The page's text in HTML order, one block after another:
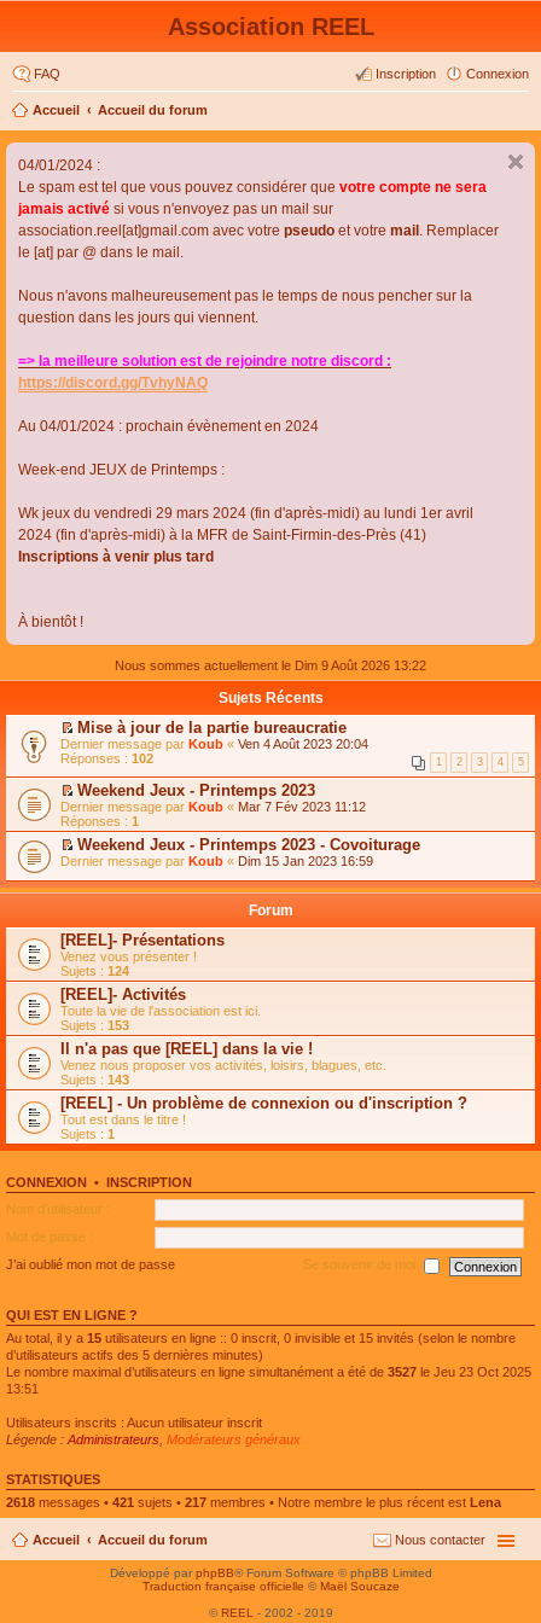
Association REEL
FAQ Connexion
Inscription
Accueil Accueil du forum
04/01/2024 :
Le spam est tel que vous pouvez considérer que votre compte ne sera
jamais activé si vous n'envoyez pas un mail sur
association.reel[at]gmail.com avec votre pseudo et votre mail . Remplacer
le [at] par @ dans le mail.
Nous n'avons malheureusement pas le temps de nous pencher sur la
question dans les jours qui viennent.
=> la meilleure solution est de rejoindre notre discord :
https://discord.gg/TvhyNAQ
Au 04/01/2024 : prochain évènement en 2024
Week-end JEUX de Printemps :
Wk jeux du vendredi 29 mars 2024 (fin d'après-midi) au lundi 1er avril
2024 (fin d'après-midi) à la MFR de Saint-Firmin-des-Près (41)
Inscriptions à venir plus tard
À bientôt !
Nous sommes actuellement le Dim 9 Août 2026 13:22
Sujets Récents
C
o
n
s
u
l
t
e
r
l
e
s
s
a
g
e
n
o
n
l
u
l
e
p
l
u
s
é
c
e
n
t
Mise à jour de la partie bureaucratie
Dernier message par Koub « Ven 4 Août 2023 20:04
Réponses : 102 1 2 3 4 5
C
o
n
s
u
t
l
e
m
e
s
s
a
g
e
n
o
n
l
u
l
e
l
u
s
é
e
Weekend Jeux - Printemps 2023
Dernier message par Koub « Mar 7 Fév 2023 11:12
Réponses : 1
C
n
l
t
e
r
l
e
m
e
s
s
a
g
e
n
o
n
u
l
e
l
s
e
n
t
Weekend Jeux - Printemps 2023 - Covoiturage
Dernier message par Koub « Dim 15 Jan 2023 16:59
Forum
[REEL]- Présentations
Venez vous présenter !
Sujets : 124
[REEL]- Activités
Toute la vie de l'association est ici.
Sujets : 153
Il n'a pas que [REEL] dans la vie !
Venez nous proposer vos activités, loisirs, blagues, etc.
Sujets : 143
[REEL] - Un problème de connexion ou d'inscription ?
Tout est dans le titre !
Sujets : 1
CONNEXION • INSCRIPTION
Nom d’utilisateur :
Mot de passe :
J’ai oublié mon mot de passe
Se souvenir de moi
QUI EST EN LIGNE ?
Au total, il y a 15 utilisateurs en ligne :: 0 inscrit, 0 invisible et 15 invités (selon le nombre
d’utilisateurs actifs des 5 dernières minutes)
Le nombre maximal d’utilisateurs en ligne simultanément a été de 3527 le Jeu 23 Oct 2025
13:51
Utilisateurs inscrits : Aucun utilisateur inscrit
Légende : Administrateurs Modérateurs généraux
STATISTIQUES
2618 messages • 421 sujets • 217 membres • Notre membre le plus récent est Lena
Accueil Accueil du forum Nous contacter
Développé parphpBB® Forum Software © phpBB Limited
Traduction française officielle © Maël Soucaze
© REEL - 2002 - 2019